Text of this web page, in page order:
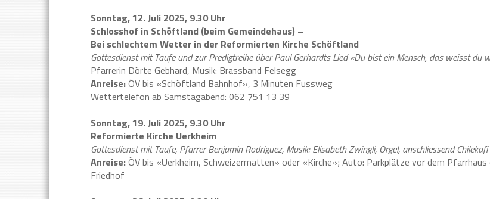
Sonntag, 12. Juli 2025, 9.30 Uhr
Schlosshof in Schöftland (beim Gemeindehaus) –
Bei schlechtem Wetter in der Reformierten Kirche Schöftland
Gottesdienst mit Taufe und zur Predigtreihe über Paul Gerhardts Lied «Du bist ein Mensch, das weisst du
Pfarrerin Dörte Gebhard, Musik: Brassband Felsegg
Anreise:ÖV bis «Schöftland Bahnhof», 3 Minuten Fussweg
Wettertelefon ab Samstagabend: 062 751 13 39
Sonntag, 19. Juli 2025, 9.30 Uhr
Reformierte Kirche Uerkheim
Gottesdienst mit Taufe, Pfarrer Benjamin Rodriguez, Musik: Elisabeth Zwingli, Orgel, anschliessend Chilekafi
Anreise:ÖV bis «Uerkheim, Schweizermatten» oder «Kirche»; Auto: Parkplätze vor dem Pfarrhaus
Friedhof